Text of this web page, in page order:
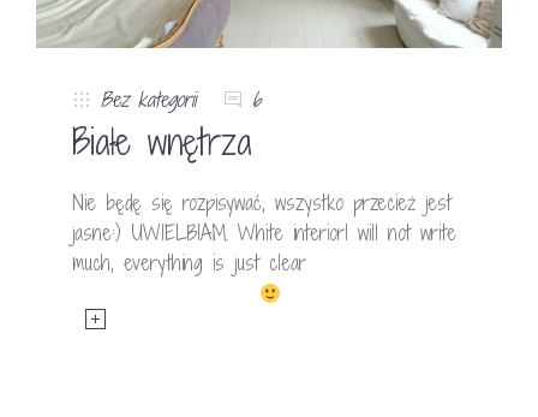
Bez kategorii 6
Białe wnętrza
Nie będę się rozpisywać, wszystko przecież jest
jasne:) UWIELBIAM. White interiorI will not write
much, everything is just clear